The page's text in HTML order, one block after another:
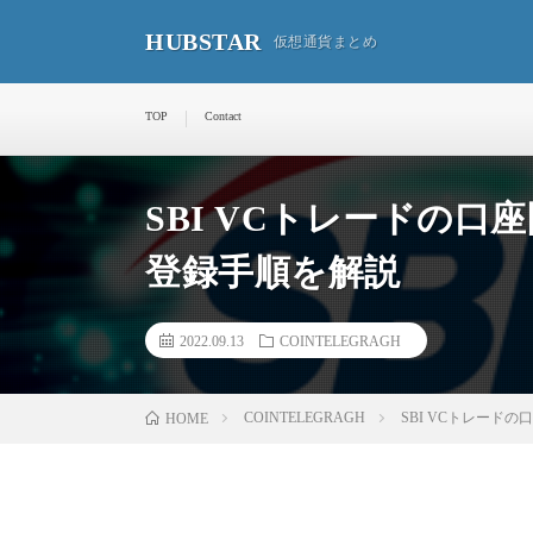
HUBSTAR 仮想通貨まとめ
TOP Contact
SBI VCトレードの口
登録手順を解説
2022.09.13 COINTELEGRAGH
HOME COINTELEGRAGH SBI VCトレードの